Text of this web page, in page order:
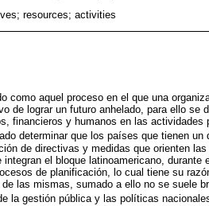
resources; activities
como aquel proceso en el que una
de lograr un futuro anhelado, para ello
financieros y humanos en las actividades
determinar que los países que tienen un
de directivas y medidas que orienten
el bloque latinoamericano,
de planificación, lo cual tiene su
las mismas, sumado a ello no se suele
la gestión pública y las políticas